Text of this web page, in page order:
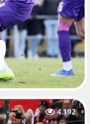
4.192